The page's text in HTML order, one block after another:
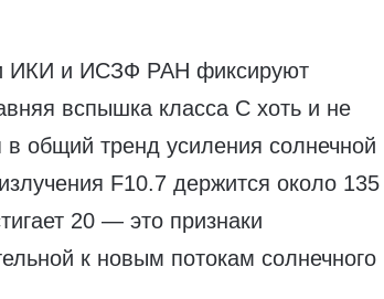
ИКИ и ИСЗФ РАН фиксируют
вспышка класса C хоть и не
общий тренд усиления солнечной
F10.7 держится около 135
20 — это признаки
к новым потокам солнечного